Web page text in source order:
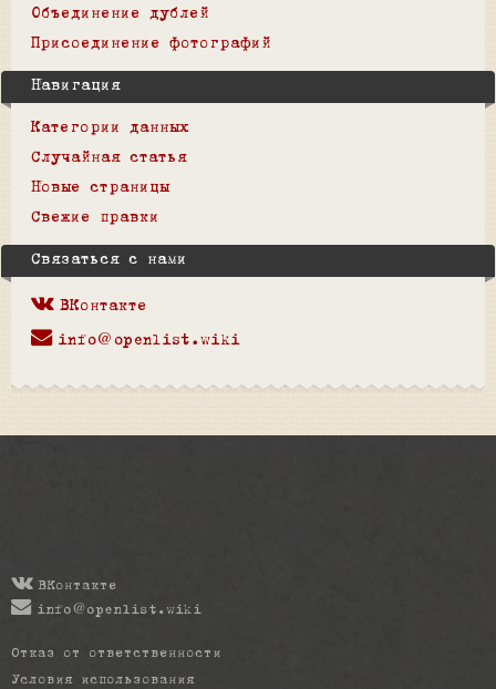
Объединение дублей
Присоединение фотографий
Навигация
Категории данных
Случайная статья
Новые страницы
Свежие правки
Связаться с нами
ВКонтакте
info@openlist.wiki
ВКонтакте
info@openlist.wiki
Отказ от ответственности
Условия использования